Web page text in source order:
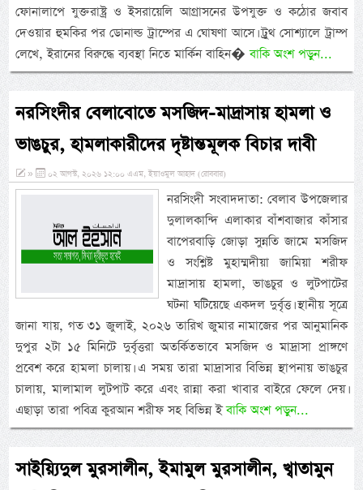
ফোনালাপে যুক্তরাষ্ট্র ও ইসরায়েলি আগ্রাসনের উপযুক্ত ও কঠোর জবাব
দেওয়ার হুমকির পর ডোনাল্ড ট্রাম্পের এ ঘোষণা আসে। ট্রুথ সোশ্যালে ট্রাম্প
লেখে, ইরানের বিরুদ্ধে ব্যবস্থা নিতে মার্কিন বাহিন�বাকি অংশ পড়ুন...
নরসিংদীর বেলাবোতে মসজিদ-মাদ্রাসায় হামলা ও
ভাঙচুর, হামলাকারীদের দৃষ্টান্তমূলক বিচার দাবী
» ০২ আগস্ট, ২০২৬ ১২:০০ এএম, ইয়াওমুল আহাদ (রোববার)
নরসিংদী সংবাদদাতা: বেলাব উপজেলার
দুলালকান্দি এলাকার বাঁশবাজার কাঁসার
বাপেরবাড়ি জোড়া সুন্নতি জামে মসজিদ
ও সংশ্লিষ্ট মুহাম্মদীয়া জামিয়া শরীফ
মাদ্রাসায় হামলা, ভাঙচুর ও লুটপাটের
ঘটনা ঘটিয়েছে একদল দুর্বৃত্ত। স্থানীয় সূত্রে
জানা যায়, গত ৩১ জুলাই, ২০২৬ তারিখ জুমার নামাজের পর আনুমানিক
দুপুর ২টা ১৫ মিনিটে দুর্বৃত্তরা অতর্কিতভাবে মসজিদ ও মাদ্রাসা প্রাঙ্গণে
প্রবেশ করে হামলা চালায়। এ সময় তারা মাদ্রাসার বিভিন্ন স্থাপনায় ভাঙচুর
চালায়, মালামাল লুটপাট করে এবং রান্না করা খাবার বাইরে ফেলে দেয়।
এছাড়া তারা পবিত্র কুরআন শরীফ সহ বিভিন্ন ইবাকি অংশ পড়ুন...
সাইয়্যিদুল মুরসালীন, ইমামুল মুরসালীন, খ্বাতামুন